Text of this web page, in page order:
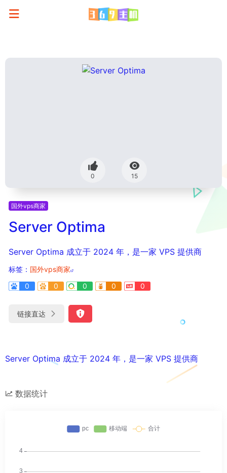
0 15
国外vps商家
Server Optima
Server Optima 成立于 2024 年，是一家 VPS 提供商
标签： 国外vps商家
0
0 0 0 0
链接直达
Server Optima 成立于 2024 年，是一家 VPS 提供商
数据统计